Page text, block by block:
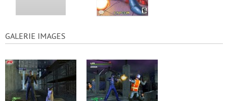
GALERIE IMAGES